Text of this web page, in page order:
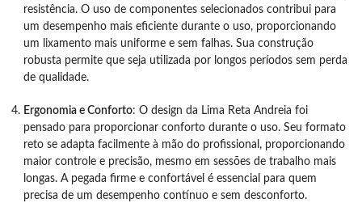
resistência. O uso de componentes selecionados contribui para
um desempenho mais eficiente durante o uso, proporcionando
um lixamento mais uniforme e sem falhas. Sua construção
robusta permite que seja utilizada por longos períodos sem perda
de qualidade.
Ergonomia e Conforto: O design da Lima Reta Andreia foi
pensado para proporcionar conforto durante o uso. Seu formato
reto se adapta facilmente à mão do profissional, proporcionando
maior controle e precisão, mesmo em sessões de trabalho mais
longas. A pegada firme e confortável é essencial para quem
precisa de um desempenho contínuo e sem desconforto.